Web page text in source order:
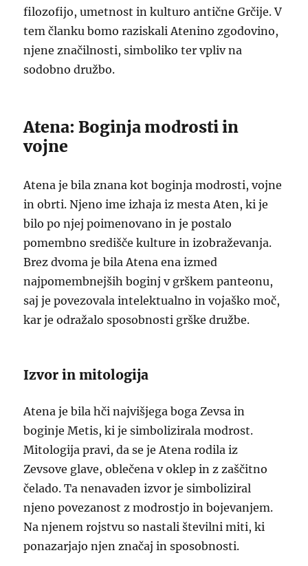
filozofijo, umetnost in kulturo antične Grčije. V
tem članku bomo raziskali Atenino zgodovino,
njene značilnosti, simboliko ter vpliv na
sodobno družbo.
Atena: Boginja modrosti in
vojne
Atena je bila znana kot boginja modrosti, vojne
in obrti. Njeno ime izhaja iz mesta Aten, ki je
bilo po njej poimenovano in je postalo
pomembno središče kulture in izobraževanja.
Brez dvoma je bila Atena ena izmed
najpomembnejših boginj v grškem panteonu,
saj je povezovala intelektualno in vojaško moč,
kar je odražalo sposobnosti grške družbe.
Izvor in mitologija
Atena je bila hči najvišjega boga Zevsa in
boginje Metis, ki je simbolizirala modrost.
Mitologija pravi, da se je Atena rodila iz
Zevsove glave, oblečena v oklep in z zaščitno
čelado. Ta nenavaden izvor je simboliziral
njeno povezanost z modrostjo in bojevanjem.
Na njenem rojstvu so nastali številni miti, ki
ponazarjajo njen značaj in sposobnosti.